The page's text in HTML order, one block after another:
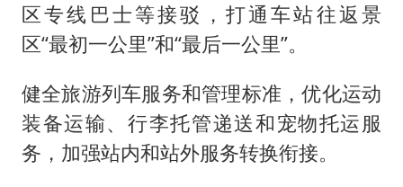
区专线巴士等接驳，打通车站往返景
区“最初一公里”和“最后一公里”。
健全旅游列车服务和管理标准，优化运动
装备运输、行李托管递送和宠物托运服
务，加强站内和站外服务转换衔接。